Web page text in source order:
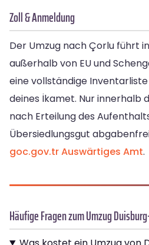
Zoll & Anmeldung
Der Umzug nach Çorlu führt
außerhalb von EU und
eine vollständige
deines İkamet. Nur innerhalb
nach Erteilung des
Übersiedlungsgut
goc.gov.trAuswärtiges Amt.
Häufige Fragen zum Umzug